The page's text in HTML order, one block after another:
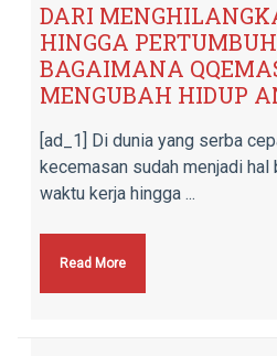
DARI
HINGGA
BAGAIMANA
MENGUBAH HIDUP
[ad_1] Di dunia yang serba
kecemasan sudah menjadi hal
waktu kerja hingga ...
Read More